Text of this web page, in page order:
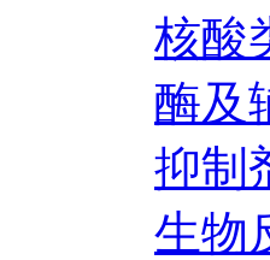
核酸
酶及
抑制
生物